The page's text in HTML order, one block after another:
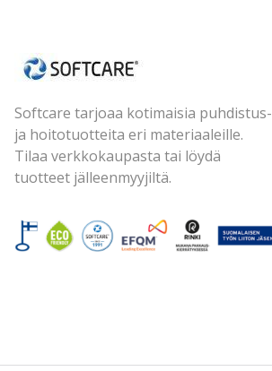
Softcare tarjoaa kotimaisia puhdistus-
ja hoitotuotteita eri materiaaleille.
Tilaa verkkokaupasta tai löydä
tuotteet jälleenmyyjiltä.